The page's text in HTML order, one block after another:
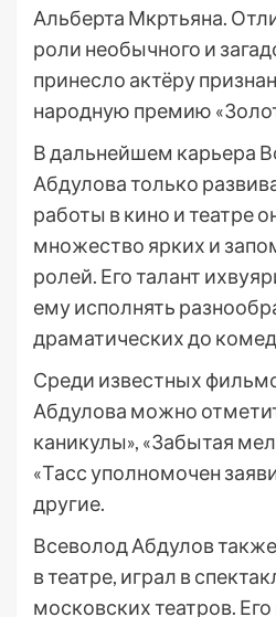
Альберта Мкртьяна.
роли необычного и
принесло актёру
народную премию
В дальнейшем карьера
Абдулова только
работы в кино и театре
множество ярких и
ролей. Его талант
ему исполнять
драматических до
Среди известных
Абдулова можно
каникулы», «Забытая
«Тасс уполномочен
другие.
Всеволод Абдулов
в театре, играл в
московских театров.